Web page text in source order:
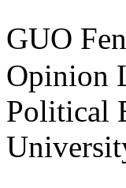
GUO
Opinion
Political